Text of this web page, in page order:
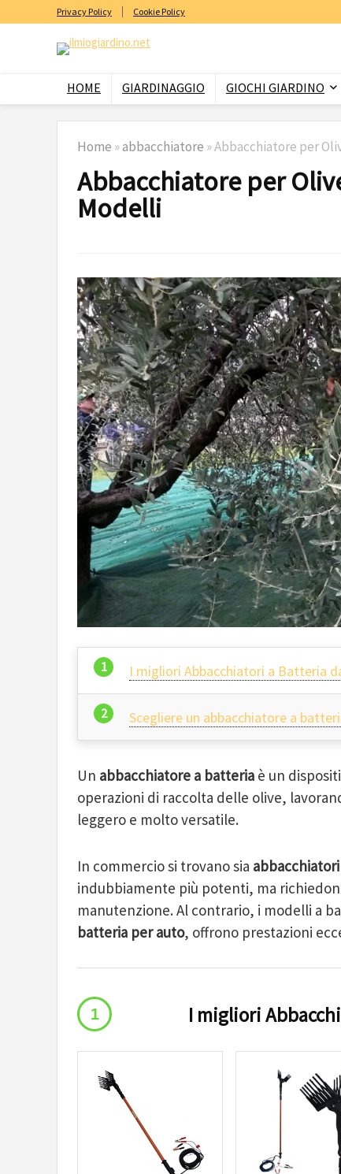
Privacy Policy Cookie Policy
HOME GIARDINAGGIO GIOCHI GIARDINO
Home »abbacchiatore »Abbacchiatore per
Abbacchiatore per
Modelli
I migliori Abbacchiatori a Batteria
Scegliere un abbacchiatore a
Un abbacchiatore a batteria è un
operazioni di raccolta delle olive,
leggero e molto versatile.
In commercio si trovano sia
indubbiamente più potenti, ma
manutenzione. Al contrario, i modelli a
batteria per auto, offrono prestazioni
I migliori